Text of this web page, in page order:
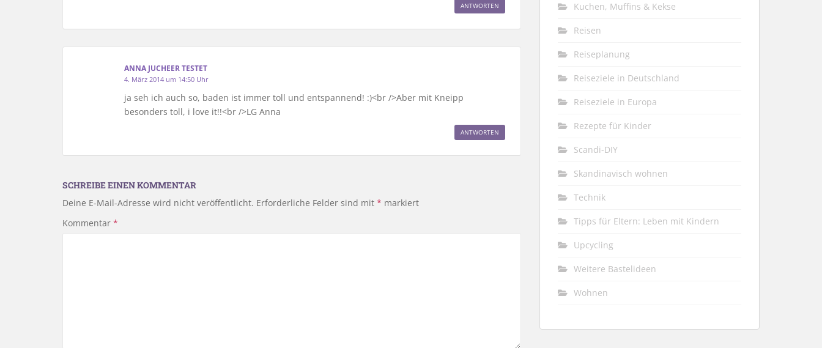
ANTWORTEN
ANNA JUCHEER TESTET
4. März 2014 um 14:50 Uhr
ja seh ich auch so, baden ist immer toll und entspannend! :)<br />Aber mit Kneipp
besonders toll, i love it!!<br />LG Anna
ANTWORTEN
SCHREIBE EINEN KOMMENTAR
Deine E-Mail-Adresse wird nicht veröffentlicht. Erforderliche Felder sind mit * markiert
Kommentar *
Kuchen, Muffins & Kekse
Reisen
Reiseplanung
Reiseziele in Deutschland
Reiseziele in Europa
Rezepte für Kinder
Scandi-DIY
Skandinavisch wohnen
Technik
Tipps für Eltern: Leben mit Kindern
Upcycling
Weitere Bastelideen
Wohnen